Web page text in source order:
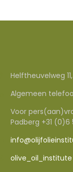
Helftheuvelweg
Algemeen
Voor
Padberg +31 (0)6
olive_oil_institute